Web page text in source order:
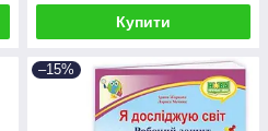
Купити
–15%